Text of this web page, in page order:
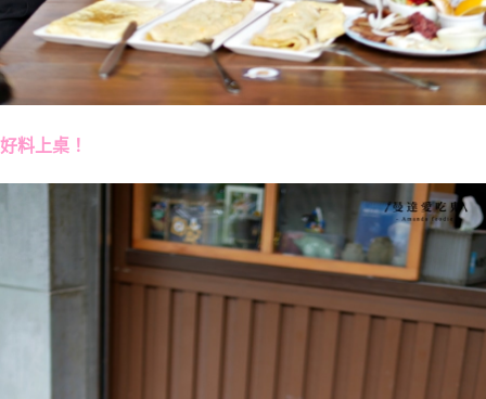
好料上桌！